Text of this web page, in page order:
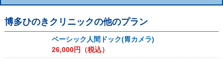
博多ひのきクリニックの他のプラン
ベーシック人間ドック(胃カメラ)
26,000円（税込）